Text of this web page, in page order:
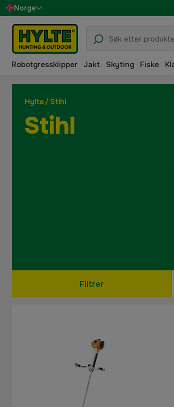
Norge
Sverige
Danmark
Suomi
Robotgressklipper Jakt Skyting Fiske
Hylte/ Stihl
Stihl
Filtrer